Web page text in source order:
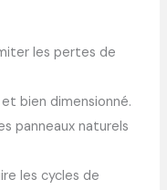
les pertes de
bien dimensionné.
panneaux naturels
les cycles de